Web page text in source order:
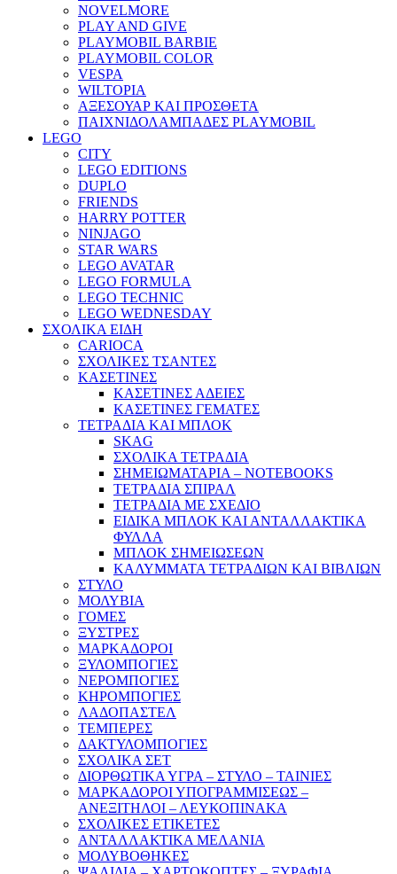
NOVELMORE
PLAY AND GIVE
PLAYMOBIL BARBIE
PLAYMOBIL COLOR
VESPA
WILTOPIA
ΑΞΕΣΟΥΑΡ ΚΑΙ ΠΡΟΣΘΕΤΑ
ΠΑΙΧΝΙΔΟΛΑΜΠΑΔΕΣ PLAYMOBIL
LEGO
CITY
LEGO EDITIONS
DUPLO
FRIENDS
HARRY POTTER
NINJAGO
STAR WARS
LEGO AVATAR
LEGO FORMULA
LEGO TECHNIC
LEGO WEDNESDAY
ΣΧΟΛΙΚΑ ΕΙΔΗ
CARIOCA
ΣΧΟΛΙΚΕΣ ΤΣΑΝΤΕΣ
ΚΑΣΕΤΙΝΕΣ
ΚΑΣΕΤΙΝΕΣ ΑΔΕΙΕΣ
ΚΑΣΕΤΙΝΕΣ ΓΕΜΑΤΕΣ
ΤΕΤΡΑΔΙΑ ΚΑΙ ΜΠΛΟΚ
SKAG
ΣΧΟΛΙΚΑ ΤΕΤΡΑΔΙΑ
ΣΗΜΕΙΩΜΑΤΑΡΙΑ – NOTEBOOKS
ΤΕΤΡΑΔΙΑ ΣΠΙΡΑΛ
ΤΕΤΡΑΔΙΑ ΜΕ ΣΧΕΔΙΟ
ΕΙΔΙΚΑ ΜΠΛΟΚ ΚΑΙ ΑΝΤΑΛΛΑΚΤΙΚΑ
ΦΥΛΛΑ
ΜΠΛΟΚ ΣΗΜΕΙΩΣΕΩΝ
ΚΑΛΥΜΜΑΤΑ ΤΕΤΡΑΔΙΩΝ ΚΑΙ ΒΙΒΛΙΩΝ
ΣΤΥΛΟ
ΜΟΛΥΒΙΑ
ΓΟΜΕΣ
ΞΥΣΤΡΕΣ
ΜΑΡΚΑΔΟΡΟΙ
ΞΥΛΟΜΠΟΓΙΕΣ
ΝΕΡΟΜΠΟΓΙΕΣ
ΚΗΡΟΜΠΟΓΙΕΣ
ΛΑΔΟΠΑΣΤΕΛ
ΤΕΜΠΕΡΕΣ
ΔΑΚΤΥΛΟΜΠΟΓΙΕΣ
ΣΧΟΛΙΚΑ ΣΕΤ
ΔΙΟΡΘΩΤΙΚΑ ΥΓΡΑ – ΣΤΥΛΟ – ΤΑΙΝΙΕΣ
ΜΑΡΚΑΔΟΡΟΙ ΥΠΟΓΡΑΜΜΙΣΕΩΣ –
ΑΝΕΞΙΤΗΛΟΙ – ΛΕΥΚΟΠΙΝΑΚΑ
ΣΧΟΛΙΚΕΣ ΕΤΙΚΕΤΕΣ
ΑΝΤΑΛΛΑΚΤΙΚΑ ΜΕΛΑΝΙΑ
ΜΟΛΥΒΟΘΗΚΕΣ